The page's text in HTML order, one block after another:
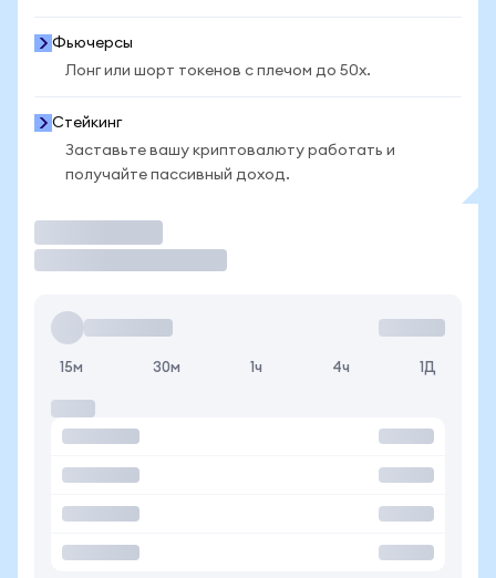
Фьючерсы
Лонг или шорт токенов с плечом до 50x.
Стейкинг
Заставьте вашу криптовалюту работать и
получайте пассивный доход.
15м 30м 1ч 4ч 1Д